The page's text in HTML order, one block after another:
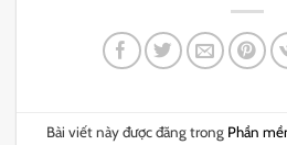
Bài viết này được đăng trong Phần